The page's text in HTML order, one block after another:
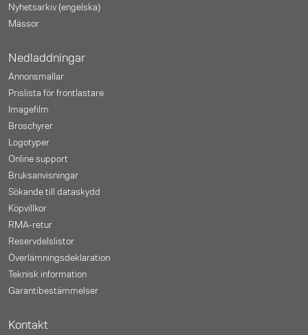
Nyhetsarkiv (engelska)
Mässor
Nedladdningar
Annonsmallar
Prislista för frontlastare
Imagefilm
Broschyrer
Logotyper
Online support
Bruksanvisningar
Sökande till dataskydd
Köpvillkor
RMA-retur
Reservdelslistor
Överlämningsdeklaration
Teknisk information
Garantibestämmelser
Kontakt